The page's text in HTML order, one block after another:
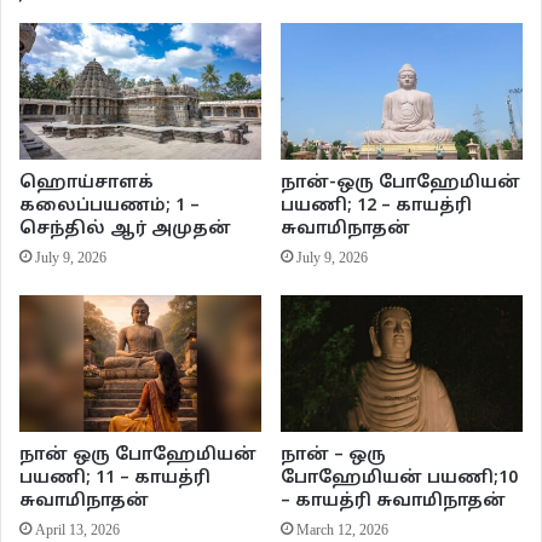
அமெரிக்க தொல்குடிகளில் ஷாமன் என்று ஒருவர் இருப்பார். அவர்தான் இந்த
உலகத்திற்கும் மறு உலகத்திற்கும் பொதுவானவர் என்ற நம்பிக்கை இருந்து வந்தது.
பல இனங்களில் ஷாமன்களுக்கு தொடக்கமும் முடிவும் இல்லை என்றும் அவர்கள்
பாலின வேறுபாடுகளுக்கு அப்பாற்பட்டவர் என்றும் நம்பப்பட்டது. ஷாமன்கள்
மருத்துவத்தில் தேர்ச்சிப் பெற்றிருந்தார்கள். மந்திரங்கள் ஓதி மக்களின்
ஹொய்சாளக்
கலைப்பயணம்; 1 –
செந்தில் ஆர் அமுதன்
July 9, 2026
நான்-ஒரு போஹேமியன்
பயணி; 12 – காயத்ரி
சுவாமிநாதன்
July 9, 2026
நான் ஒரு போஹேமியன்
பயணி; 11 – காயத்ரி
சுவாமிநாதன்
April 13, 2026
நான் – ஒரு
போஹேமியன் பயணி;10
– காயத்ரி சுவாமிநாதன்
March 12, 2026